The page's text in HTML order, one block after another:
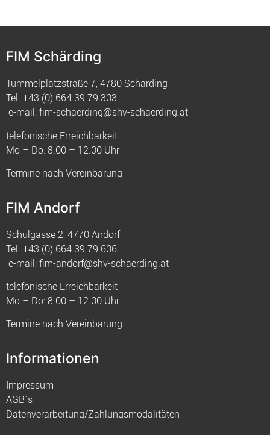
FIM Schärding
Tummelplatzstraße 7, 4780 Schärding
Tel. +43 (0) 664 39 79 303
e-mail:fim-schaerding@shv-schaerding.at
telefonische Erreichbarkeit
Mo – Do: 8.00 – 12.00 Uhr
Termine nach Vereinbarung
FIM Andorf
Schulgasse 2, 4770 Andorf
Tel. +43 (0) 664 39 79 606
e-mail:fim-andorf@shv-schaerding.at
telefonische Erreichbarkeit
Mo – Do: 8.00 – 12.00 Uhr
Termine nach Vereinbarung
Informationen
Impressum
AGB`s
Datenverarbeitung/Zahlungsmodalitäten